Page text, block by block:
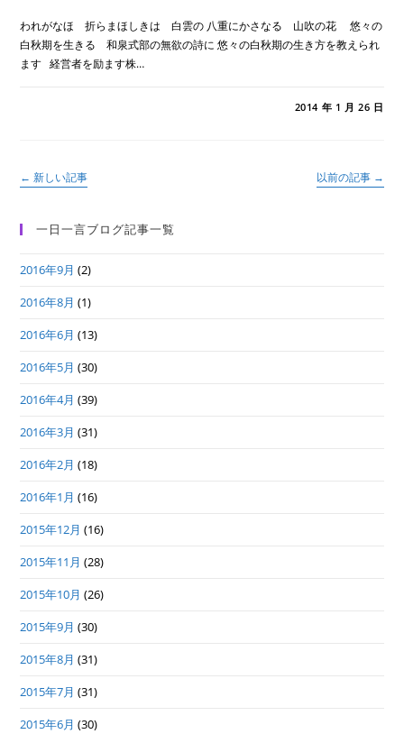
われがなほ 折らまほしきは 白雲の 八重にかさなる 山吹の花 悠々の
白秋期を生きる 和泉式部の無欲の詩に 悠々の白秋期の生き方を教えられ
ます 経営者を励ます株…
2014 年 1 月 26 日
← 新しい記事 以前の記事 →
一日一言ブログ記事一覧
2016年9月 (2)
2016年8月 (1)
2016年6月 (13)
2016年5月 (30)
2016年4月 (39)
2016年3月 (31)
2016年2月 (18)
2016年1月 (16)
2015年12月 (16)
2015年11月 (28)
2015年10月 (26)
2015年9月 (30)
2015年8月 (31)
2015年7月 (31)
2015年6月 (30)